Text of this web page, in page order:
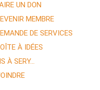
UN DON
MEMBRE
DE SERVICES
À IDÉES
À SERY…